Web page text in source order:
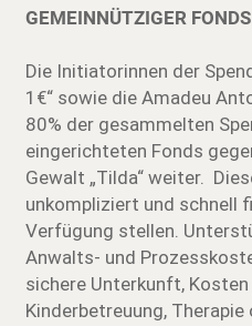
GEMEINNÜTZIGER
Die Initiatorinnen der
1€“ sowie die Amadeu
80% der gesammelten
eingerichteten Fonds
Gewalt „Tilda“ weiter.
unkompliziert und schnell
Verfügung stellen.
Anwalts- und
sichere Unterkunft,
Kinderbetreuung,